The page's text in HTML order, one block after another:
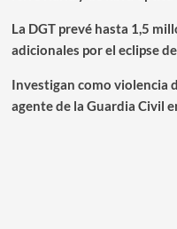
La DGT prevé hasta 1,5
adicionales por el eclipse
Investigan como violencia
agente de la Guardia Civil